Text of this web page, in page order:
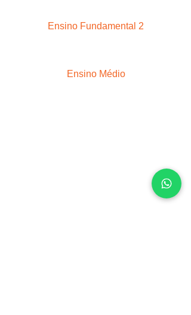
Ensino Fundamental 2
Ensino Médio